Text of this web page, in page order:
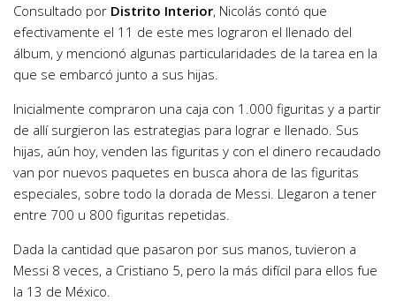
Consultado por Distrito Interior, Nicolás contó que
efectivamente el 11 de este mes lograron el llenado del
álbum, y mencionó algunas particularidades de la tarea en la
que se embarcó junto a sus hijas.
Inicialmente compraron una caja con 1.000 figuritas y a partir
de allí surgieron las estrategias para lograr e llenado. Sus
hijas, aún hoy, venden las figuritas y con el dinero recaudado
van por nuevos paquetes en busca ahora de las figuritas
especiales, sobre todo la dorada de Messi. Llegaron a tener
entre 700 u 800 figuritas repetidas.
Dada la cantidad que pasaron por sus manos, tuvieron a
Messi 8 veces, a Cristiano 5, pero la más difícil para ellos fue
la 13 de México.